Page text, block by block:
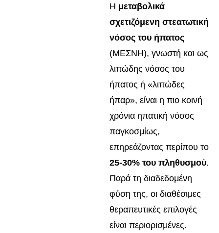
Η μεταβολικά
σχετιζόμενη στεατωτική
νόσος του ήπατος
(ΜΕΣΝΗ), γνωστή και ως
λιπώδης νόσος του
ήπατος ή «λιπώδες
ήπαρ», είναι η πιο κοινή
χρόνια ηπατική νόσος
παγκοσμίως,
επηρεάζοντας περίπου το
25-30% του πληθυσμού.
Παρά τη διαδεδομένη
φύση της, οι διαθέσιμες
θεραπευτικές επιλογές
είναι περιορισμένες.